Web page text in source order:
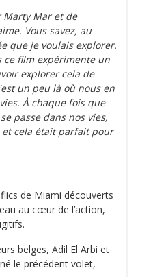
Marty Mar et de
Vous savez, au
que je voulais explorer.
ce film expérimente un
explorer cela de
un peu là où nous en
À chaque fois que
passe dans nos vies,
et cela était parfait pour
de Miami découverts
au cœur de l’action,
belges, Adil El Arbi et
le précédent volet,